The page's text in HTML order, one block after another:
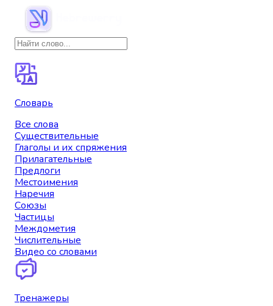
Словарь
Все слова
Существительные
Глаголы и их спряжения
Прилагательные
Предлоги
Местоимения
Наречия
Союзы
Частицы
Междометия
Числительные
Видео со словами
Тренажеры